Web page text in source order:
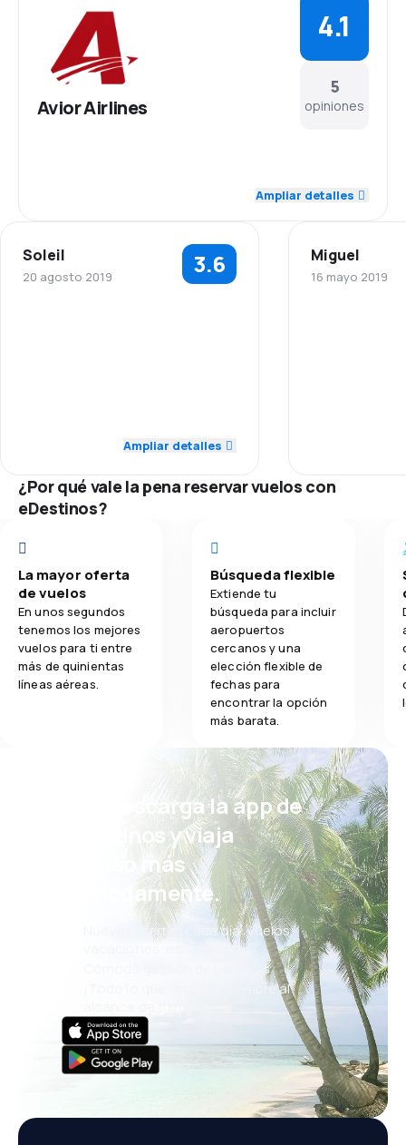
Avior Airlines
5
opiniones
4.1
Red de conexiones 3.8
Ampliar detalles
Soleil
20 agosto 2019 3.6
Comodidad de viaje
3.0
Comidas 5.0
Ampliar detalles
Miguel
16 mayo 2019
Transporte
¿Por qué vale la pena reservar vuelos con
eDestinos?
La mayor oferta
de vuelos
En unos segundos
tenemos los mejores
vuelos para ti entre
más de quinientas
líneas aéreas.
Búsqueda flexible
Extiende tu
búsqueda para incluir
aeropuertos
cercanos y una
elección flexible de
fechas para
encontrar la opción
más barata.
¡Eh! Descarga la app de
eDestinos y viaja
incluso más
cómodamente.
Nuevas ofertas cada día: vuelos,
vacaciones, escapadas
Cómoda gestión de reservas
¡Todo lo que importa, siempre al